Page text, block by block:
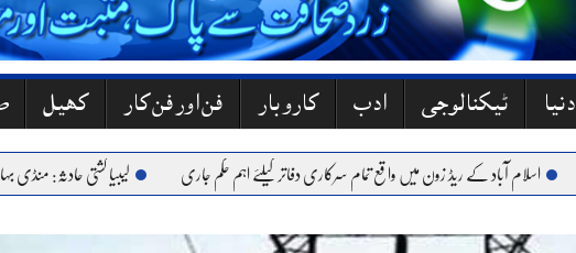
دنیا ٹیکنالوجی ادب کاروبار فن اور فن کار کھیل
اسلام آباد کے ریڈ زون میں واقع تمام سرکاری دفاتر کیلئے اہم حکم جاری لیبیا کشتی حادثہ: منڈی بہاؤالدین کے 6 نوجوان جاں بحق،